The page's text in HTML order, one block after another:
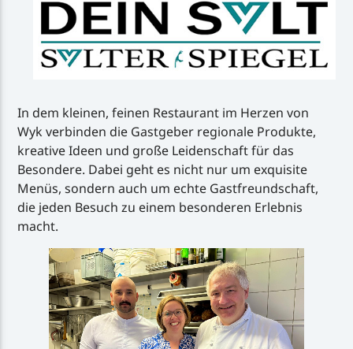
In dem kleinen, feinen Restaurant im Herzen von
Wyk verbinden die Gastgeber regionale Produkte,
kreative Ideen und große Leidenschaft für das
Besondere. Dabei geht es nicht nur um exquisite
Menüs, sondern auch um echte Gastfreundschaft,
die jeden Besuch zu einem besonderen Erlebnis
macht.